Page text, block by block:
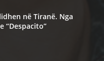
në Tiranë. Nga
“Despacito”